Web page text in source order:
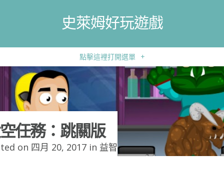
史萊姆好玩遊戲
點擊這裡打開選單 +
任務：跳關版
on 四月 20, 2017 in 益智